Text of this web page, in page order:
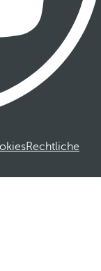
Rechtliche